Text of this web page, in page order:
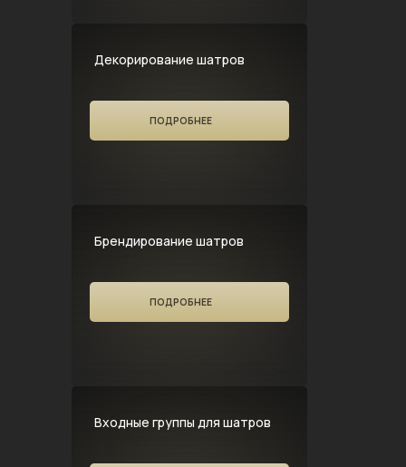
Декорирование шатров
ПОДРОБНЕЕ
Брендирование шатров
ПОДРОБНЕЕ
Входные группы для шатров